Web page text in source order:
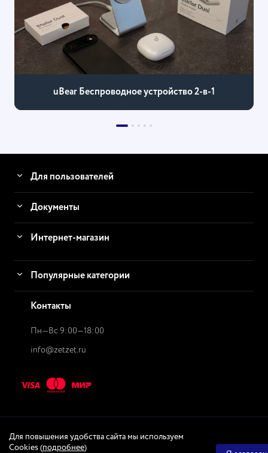
uBear Беспроводное устройство 2-в-1
Для пользователей
Документы
Интернет-магазин
Популярные категории
Контакты
Пн—Вс 9:00—18:00
info@zetzet.ru
© 2026ZetZet.ru Интернет-магазин
Для повышения удобства сайта мы используем
Cookies (подробнее)